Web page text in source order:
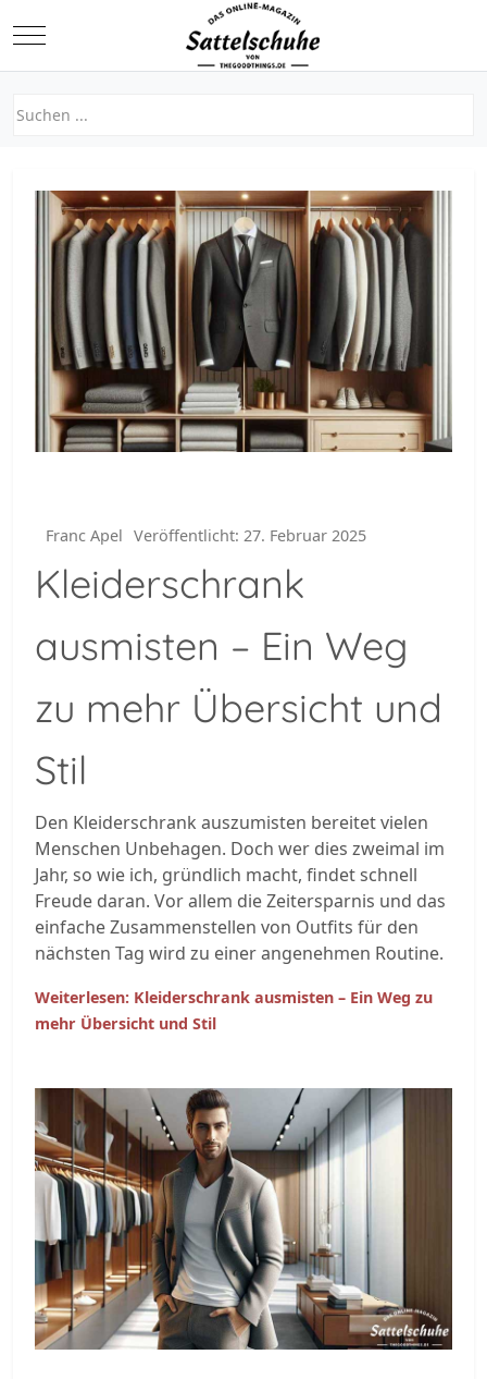
Mobile Menu Toggle
Franc Apel Veröffentlicht: 27. Februar 2025
Kleiderschrank
ausmisten – Ein Weg
zu mehr Übersicht und
Stil
Den Kleiderschrank auszumisten bereitet vielen
Menschen Unbehagen. Doch wer dies zweimal im
Jahr, so wie ich, gründlich macht, findet schnell
Freude daran. Vor allem die Zeitersparnis und das
einfache Zusammenstellen von Outfits für den
nächsten Tag wird zu einer angenehmen Routine.
Weiterlesen: Kleiderschrank ausmisten – Ein Weg zu
mehr Übersicht und Stil